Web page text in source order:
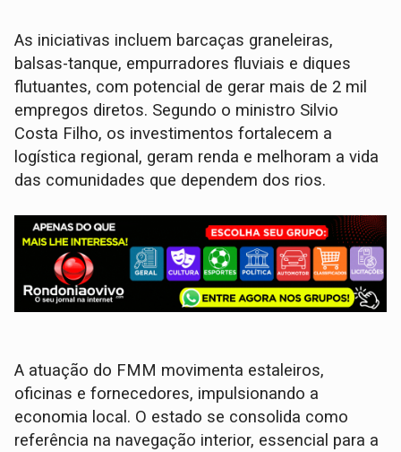
As iniciativas incluem barcaças graneleiras,
balsas-tanque, empurradores fluviais e diques
flutuantes, com potencial de gerar mais de 2 mil
empregos diretos. Segundo o ministro Silvio
Costa Filho, os investimentos fortalecem a
logística regional, geram renda e melhoram a vida
das comunidades que dependem dos rios.
A atuação do FMM movimenta estaleiros,
oficinas e fornecedores, impulsionando a
economia local. O estado se consolida como
referência na navegação interior, essencial para a